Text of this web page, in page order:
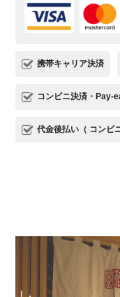
携帯キャリア決済
コンビニ決済・Pay-
代金後払い（ コンビ